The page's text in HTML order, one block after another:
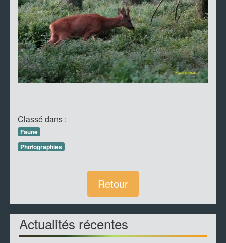
Classé dans :
Faune
Photographies
Retour
Actualités récentes